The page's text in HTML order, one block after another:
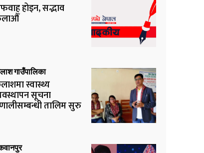
होइन, सद्भाव
गाउँपालिका
स्वास्थ्य
सूचना
तालिम सुरु